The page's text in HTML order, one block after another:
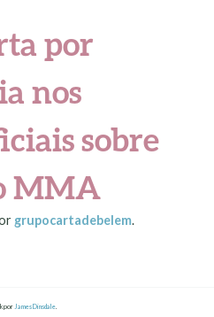
por
nos
sobre
MMA
grupocartadebelem.
porJames Dinsdale.